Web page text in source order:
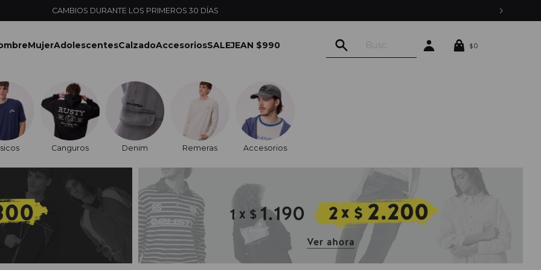
ENVÍOS EXPRESS EN MONTEVIDEO CON PEDIDOS YA
MujerAdolescentesCalzadoAccesoriosSALEJEAN $990 $0
Canguros Denim Remeras Accesorios